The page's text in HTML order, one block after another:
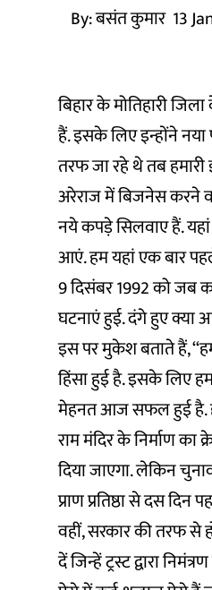
By:बसंत कुमार 13
बिहार के मोतिहारी
हैं. इसके लिए इन्होंने नया
तरफ जा रहे थे तब
अरेराज में बिजनेस करने
नये कपड़े सिलवाए हैं.
आएं. हम यहां एक बार
9 दिसंबर 1992 को जब
घटनाएं हुई. दंगे हुए क्या
इस पर मुकेश बताते हैं,
हिंसा हुई है. इसके लिए
मेहनत आज सफल हुई है.
राम मंदिर के निर्माण
दिया जाएगा. लेकिन
प्राण प्रतिष्ठा से दस
वहीं, सरकार की तरफ से
दें जिन्हें ट्रस्ट द्वारा